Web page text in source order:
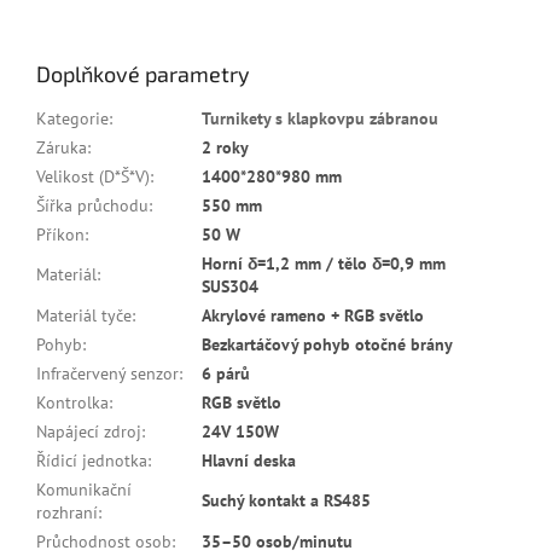
Doplňkové parametry
Kategorie:
Turnikety s klapkovpu zábranou
Záruka:
2 roky
Velikost (D*Š*V):
1400*280*980 mm
Šířka průchodu:
550 mm
Příkon:
50 W
Materiál:
Horní δ=1,2 mm / tělo δ=0,9 mm
SUS304
Materiál tyče:
Akrylové rameno + RGB světlo
Pohyb:
Bezkartáčový pohyb otočné brány
Infračervený senzor:
6 párů
Kontrolka:
RGB světlo
Napájecí zdroj:
24V 150W
Řídicí jednotka:
Hlavní deska
Komunikační
rozhraní:
Suchý kontakt a RS485
Průchodnost osob:
35–50 osob/minutu